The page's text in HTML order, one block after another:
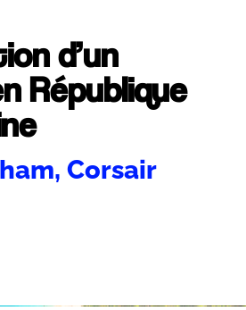
d’un
République
Corsair